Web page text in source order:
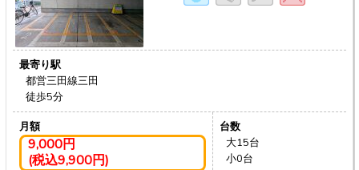
最寄り駅
都営三田線三田
徒歩5分
月額
9,000円
(税込9,900円)
台数
大15台
小0台